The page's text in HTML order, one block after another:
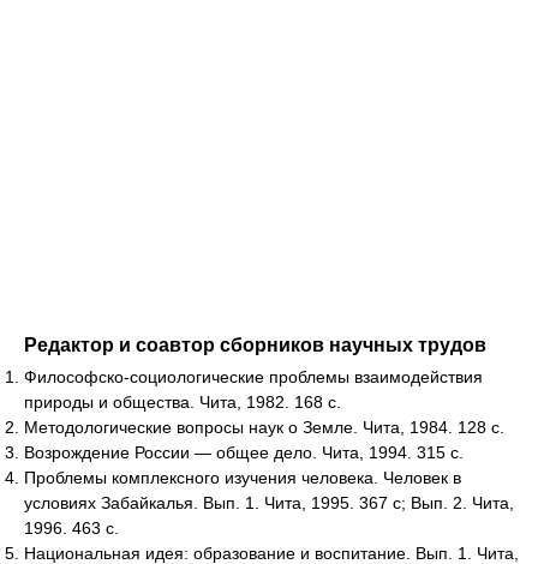
Редактор и соавтор сборников научных трудов
Философско-социологические проблемы взаимодействия
природы и общества. Чита, 1982. 168 с.
Методологические вопросы наук о Земле. Чита, 1984. 128 с.
Возрождение России — общее дело. Чита, 1994. 315 с.
Проблемы комплексного изучения человека. Человек в
условиях Забайкалья. Вып. 1. Чита, 1995. 367 с; Вып. 2. Чита,
1996. 463 с.
Национальная идея: образование и воспитание. Вып. 1. Чита,